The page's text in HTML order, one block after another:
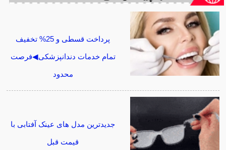
پرداخت قسطی و 25% تخفیف
تمام خدمات دندانپزشکی◀فرصت
محدود
جدیدترین مدل های عینک آفتابی با
قیمت قبل